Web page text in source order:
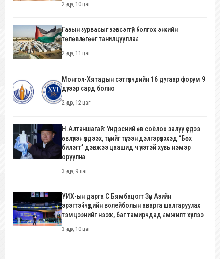
2 өдөр, 10 цаг
Газын зурвасыг зэвсэггүй болгох энхийн
төлөвлөгөөг танилцууллаа
2 өдөр, 11 цаг
Монгол-Хятадын сэтгүүлчдийн 16 дугаар форум 9
дүгээр сард болно
2 өдөр, 12 цаг
Н.Алтаншагай: Үндэсний өв соёлоо залуу үедээ
өвлүүлэн үлдээх, түүнийг түгээн дэлгэрүүлэхэд “Бөх
билэгт” дэвжээ цаашид ч үнэтэй хувь нэмэр
оруулна
3 өдөр, 9 цаг
УИХ-ын дарга С.Бямбацогт Зүүн Азийн
эрэгтэйчүүдийн волейболын аварга шалгаруулах
тэмцээнийг нээж, баг тамирчдад амжилт хүслээ
3 өдөр, 10 цаг